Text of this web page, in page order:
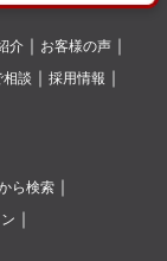
介
お客様の声
相談
採用情報
ら検索